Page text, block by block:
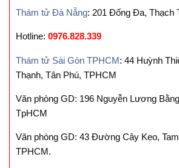
Thám tử Đà Nẵng: 201 Đống Đa, Thạch
Hotline: 0976.828.339
Thám tử Sài Gòn TPHCM: 44 Huỳnh
Thạnh, Tân Phú, TPHCM
Văn phòng GD: 196 Nguyễn Lương
TpHCM
Văn phòng GD: 43 Đường Cây Keo,
TPHCM.